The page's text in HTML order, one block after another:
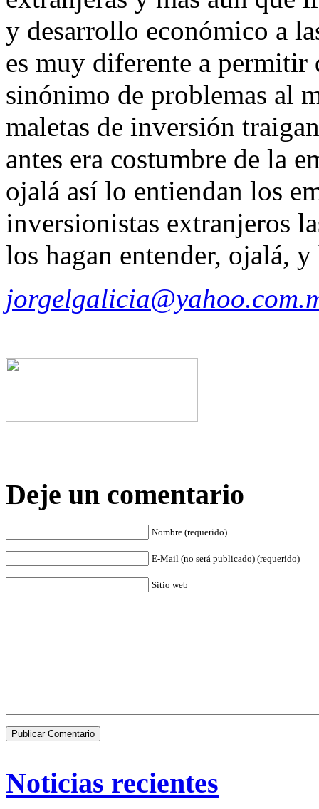
y desarrollo económico a
es muy diferente a permitir
sinónimo de problemas al
maletas de inversión
antes era costumbre de la
ojalá así lo entiendan los
inversionistas extranjeros
los hagan entender, ojalá,
Deje un comentario
Nombre (requerido)
E-Mail (no será publicado) (requerido)
Sitio web
Noticias recientes